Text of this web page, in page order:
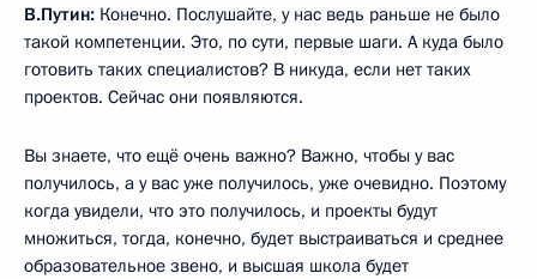
В.Путин: Конечно. Послушайте, у нас ведь раньше не было
такой компетенции. Это, по сути, первые шаги. А куда было
готовить таких специалистов? В никуда, если нет таких
проектов. Сейчас они появляются.
Вы знаете, что ещё очень важно? Важно, чтобы у вас
получилось, а у вас уже получилось, уже очевидно. Поэтому
когда увидели, что это получилось, и проекты будут
множиться, тогда, конечно, будет выстраиваться и среднее
образовательное звено, и высшая школа будет